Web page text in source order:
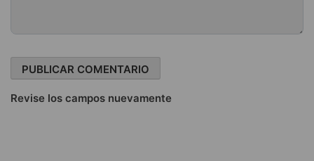
Revise los campos nuevamente